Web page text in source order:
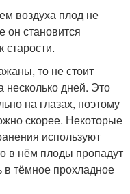
воздуха плод не
он становится
старости.
то не стоит
несколько дней. Это
на глазах, поэтому
скорее. Некоторые
используют
в нём плоды пропадут
тёмное прохладное